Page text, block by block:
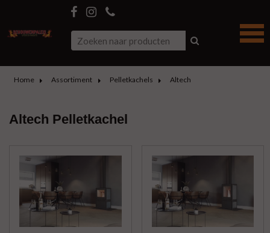
Home Assortiment Pelletkachels Altech
Altech Pelletkachel